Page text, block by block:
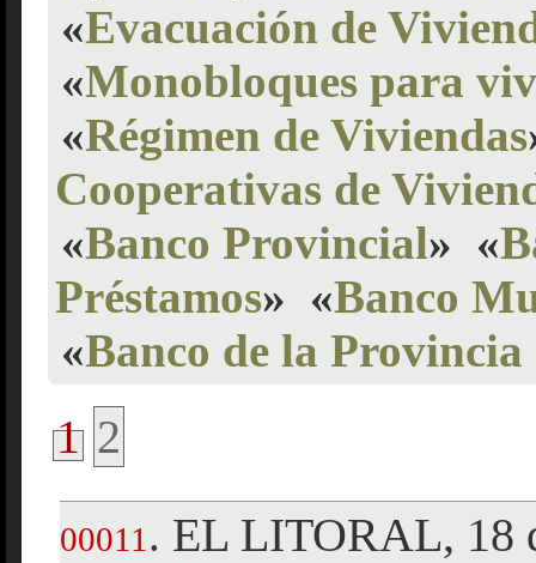
«Evacuación de
«Monobloques para
«Régimen de Viviendas
Cooperativas de
«Banco Provincial» «
Préstamos» «Banco
«Banco de la Provincia
1 2
00011 . EL LITORAL, 18